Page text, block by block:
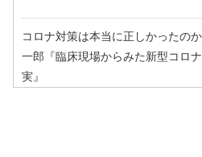
コロナ対策は本当に正しかったの
一郎『臨床現場からみた新型コロ
実』